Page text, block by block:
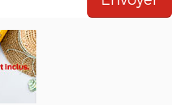
qualité d'opérateur
d'hébergeur du
en tant que